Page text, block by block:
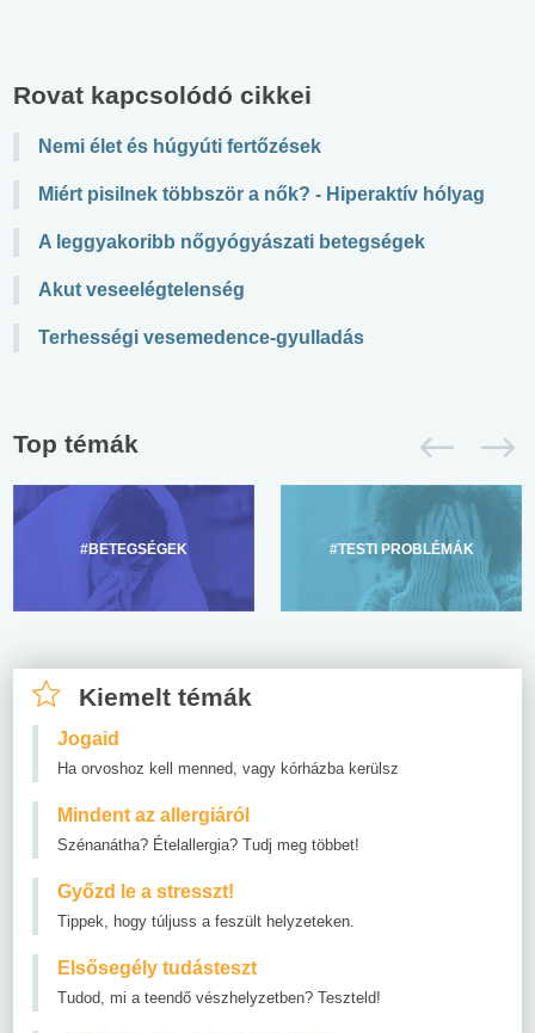
Rovat kapcsolódó cikkei
Nemi élet és húgyúti fertőzések
Miért pisilnek többször a nők? - Hiperaktív hólyag
A leggyakoribb nőgyógyászati betegségek
Akut veseelégtelenség
Terhességi vesemedence-gyulladás
Top témák
#BETEGSÉGEK #TESTI PROBLÉMÁK
Kiemelt témák
Jogaid
Ha orvoshoz kell menned, vagy kórházba kerülsz
Mindent az allergiáról
Szénanátha? Ételallergia? Tudj meg többet!
Győzd le a stresszt!
Tippek, hogy túljuss a feszült helyzeteken.
Elsősegély tudásteszt
Tudod, mi a teendő vészhelyzetben? Teszteld!